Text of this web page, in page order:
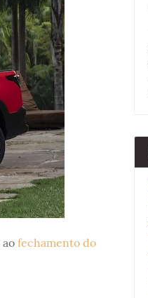
fechamento do